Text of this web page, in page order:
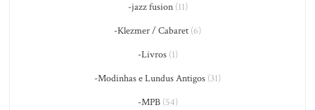
-jazz fusion(11)
-Klezmer / Cabaret (6)
-Livros(1)
-Modinhas e Lundus Antigos (31)
-MPB(54)